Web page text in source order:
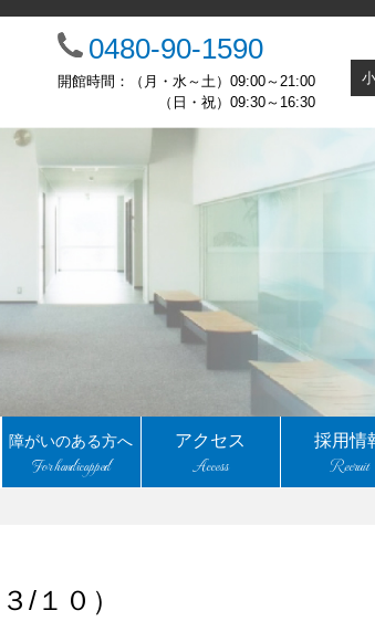
0480-90-1590
開館時間：（月・水～土）09:00～21:00
（日・祝）09:30～16:30
小
障がいのある方へ
For handicapped
アクセス
Access
採用情
Recruit
/１０）